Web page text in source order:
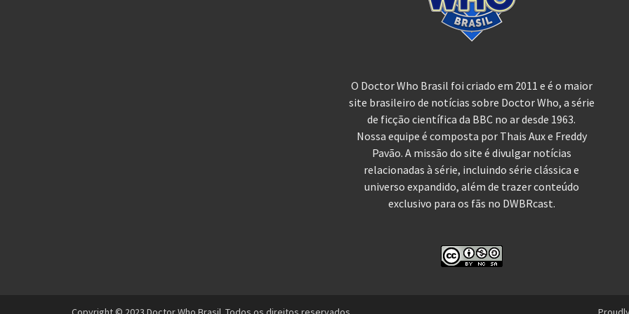
O Doctor Who Brasil foi criado em 2011 e é o maior
site brasileiro de notícias sobre Doctor Who, a série
de ficção científica da BBC no ar desde 1963.
Nossa equipe é composta por Thais Aux e Freddy
Pavão. A missão do site é divulgar notícias
relacionadas à série, incluindo série clássica e
universo expandido, além de trazer conteúdo
exclusivo para os fãs no DWBRcast.